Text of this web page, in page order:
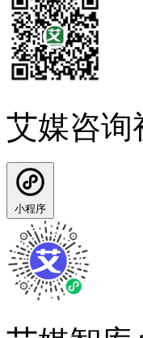
艾媒咨询
小程序